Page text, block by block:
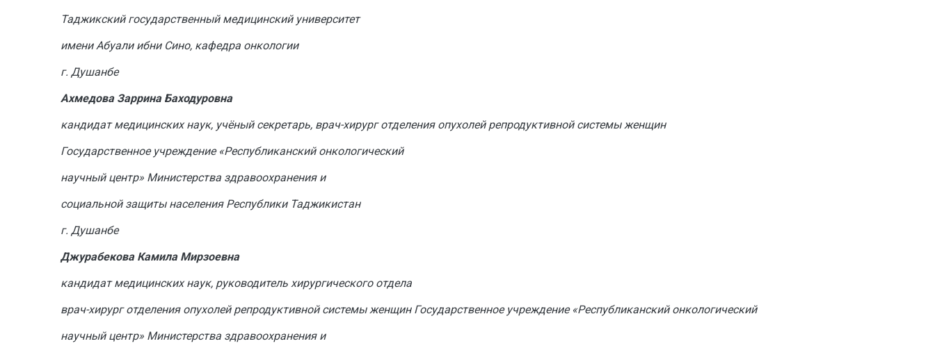
Таджикский государственный медицинский университет
имени Абуали ибни Сино, кафедра онкологии
г. Душанбе
Ахмедова Заррина Баходуровна
кандидат медицинских наук, учёный секретарь, врач-хирург отделения опухолей репродуктивной системы женщин
Государственное учреждение «Республиканский онкологический
научный центр» Министерства здравоохранения и
социальной защиты населения Республики Таджикистан
г. Душанбе
Джурабекова Камила Мирзоевна
кандидат медицинских наук, руководитель хирургического отдела
врач-хирург отделения опухолей репродуктивной системы женщин Государственное учреждение «Республиканский онкологический
научный центр» Министерства здравоохранения и